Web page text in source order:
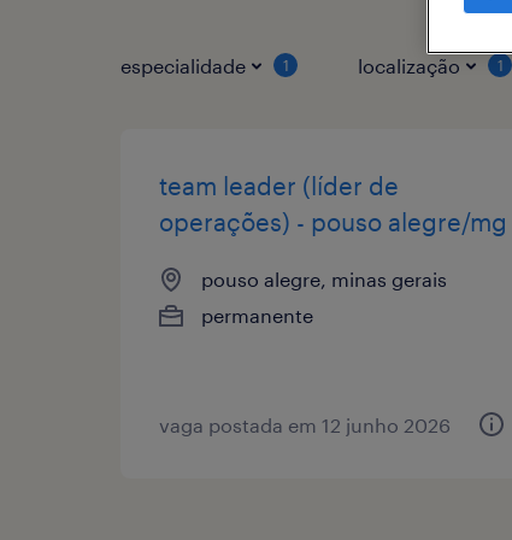
especialidade 1 localização 1
team leader (líder de
operações) - pouso alegre/mg
pouso alegre, minas gerais
permanente
vaga postada em 12 junho 2026